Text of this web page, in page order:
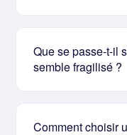
Que se passe-t-il
semble fragilisé ?
Comment choisir